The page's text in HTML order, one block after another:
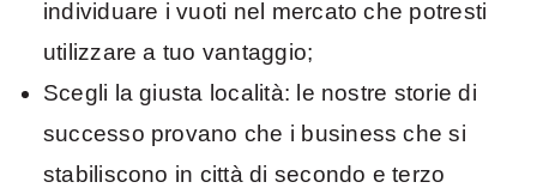
individuare i vuoti nel mercato che potresti
utilizzare a tuo vantaggio;
Scegli la giusta località: le nostre storie di
successo provano che i business che si
stabiliscono in città di secondo e terzo